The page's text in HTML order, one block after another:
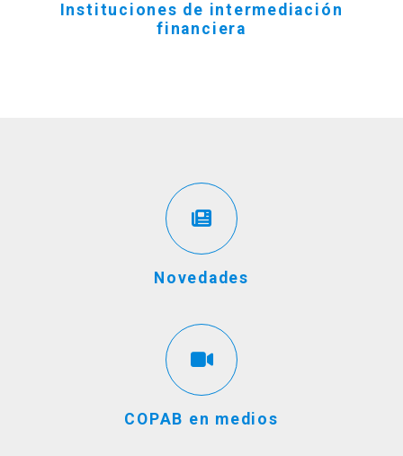
Instituciones de intermediación
financiera
Novedades
COPAB en medios